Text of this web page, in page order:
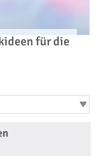
für die